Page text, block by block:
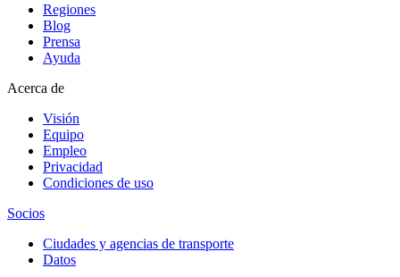
Regiones
Blog
Prensa
Ayuda
Acerca de
Visión
Equipo
Empleo
Privacidad
Condiciones de uso
Socios
Ciudades y agencias de transporte
Datos